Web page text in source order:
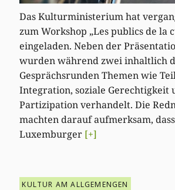
Das Kulturministerium hat
zum Workshop „Les publics de la
eingeladen. Neben der
wurden während zwei inhaltlich
Gesprächsrunden Themen wie
Integration, soziale Gerechtigkeit
Partizipation verhandelt. Die
machten darauf aufmerksam,
Luxemburger [+]
KULTUR AM ALLGEMENGEN